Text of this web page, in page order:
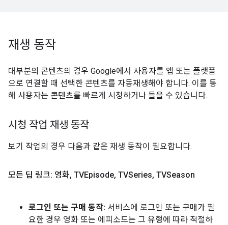
재생 동작
대부분의 콘텐츠의 경우 Google에서 사용자를 앱 또는 플랫폼
으로 연결할 때 선택한 콘텐츠를 자동재생해야 합니다. 이를 통
해 사용자는 콘텐츠를 빠르게 시청하거나 들을 수 있습니다.
시청 작업 재생 동작
보기 작업의 경우 다음과 같은 재생 동작이 필요합니다.
모든 딥 링크: 영화, TVEpisode, TVSeries, TVSeason
로그인 또는 구매 동작: 서비스에 로그인 또는 구매가 필
요한 경우 영화 또는 에피소드는 그 유형에 따라 적절하